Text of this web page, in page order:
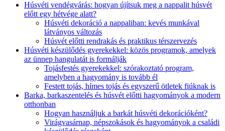
Húsvéti vendégvárás: hogyan újítsuk meg a nappalit húsvét
előtt egy hétvége alatt?
Húsvéti dekoráció a nappaliban: kevés munkával
látványos változás
Húsvét előtti rendrakás és praktikus térszervezés
Húsvéti készülődés gyerekekkel: közös programok, amelyek
az ünnep hangulatát is formálják
Tojásfestés gyerekekkel: szórakoztató program,
amelyben a hagyomány is tovább él
Festett tojás, hímes tojás és egyszerű ötletek fiúknak is
Barka, barkaszentelés és húsvét előtti hagyományok a modern
otthonban
Hogyan használjuk a barkát húsvéti dekorációként?
Virágvasárnap, népszokások és hagyományok a családi